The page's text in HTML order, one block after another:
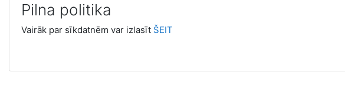
Pilna politika
Vairāk par sīkdatnēm var izlasīt ŠEIT